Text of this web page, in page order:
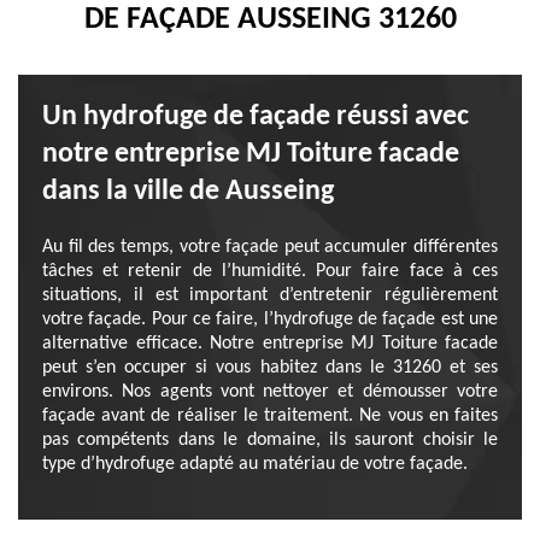
DE FAÇADE AUSSEING 31260
Un hydrofuge de façade réussi avec
notre entreprise MJ Toiture facade
dans la ville de Ausseing
Au fil des temps, votre façade peut accumuler différentes
tâches et retenir de l’humidité. Pour faire face à ces
situations, il est important d’entretenir régulièrement
votre façade. Pour ce faire, l’hydrofuge de façade est une
alternative efficace. Notre entreprise MJ Toiture facade
peut s’en occuper si vous habitez dans le 31260 et ses
environs. Nos agents vont nettoyer et démousser votre
façade avant de réaliser le traitement. Ne vous en faites
pas compétents dans le domaine, ils sauront choisir le
type d’hydrofuge adapté au matériau de votre façade.